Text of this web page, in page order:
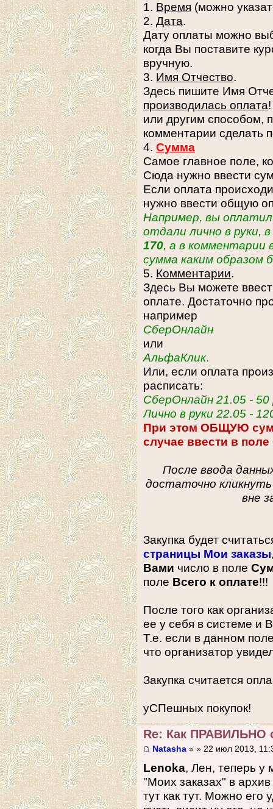
1. Время (можно
2. Дата.
Дату оплаты можно
когда Вы поставите
вручную.
3. Имя Отчество.
Здесь пишите Имя
производилась оплата
или другим способом,
комментарии сделать
4. Сумма
Самое главное поле,
Сюда нужно ввести
Если оплата
нужно ввести общую
Например, вы
отдали лично в руки,
170, а в комментарии
сумма каким образом
5. Комментарии.
Здесь Вы можете
оплате. Достаточно
например
СберОнлайн
или
АльфаКлик.
Или, если оплата
расписать:
СберОнлайн 21.05 - 50
Лично в руки 22.05 -
При этом ОБЩУЮ
случае ввести в
После ввода
достаточно
вне
Закупка будет
страницы Мои заказы
Вами число в поле
поле Всего к оплате!!!
После того как
ее у себя в системе и
Т.е. если в данном
что организатор
Закупка считается
уСПешных покупок!
Re: Как ПРАВИЛЬНО
Natasha » » 22 июл 2013,
Lenoka, Лен, теперь у
"Моих заказах" в
тут как тут. Можно